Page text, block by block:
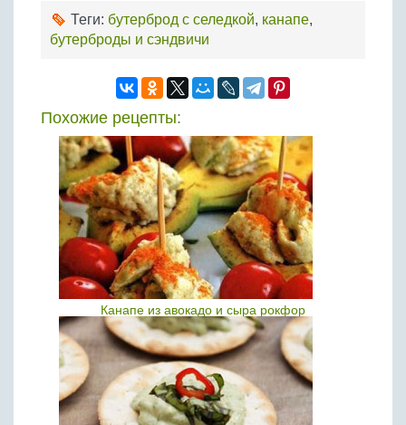
Теги: бутерброд с селедкой, канапе,
бутерброды и сэндвичи
Похожие рецепты:
Канапе из авокадо и сыра рокфор